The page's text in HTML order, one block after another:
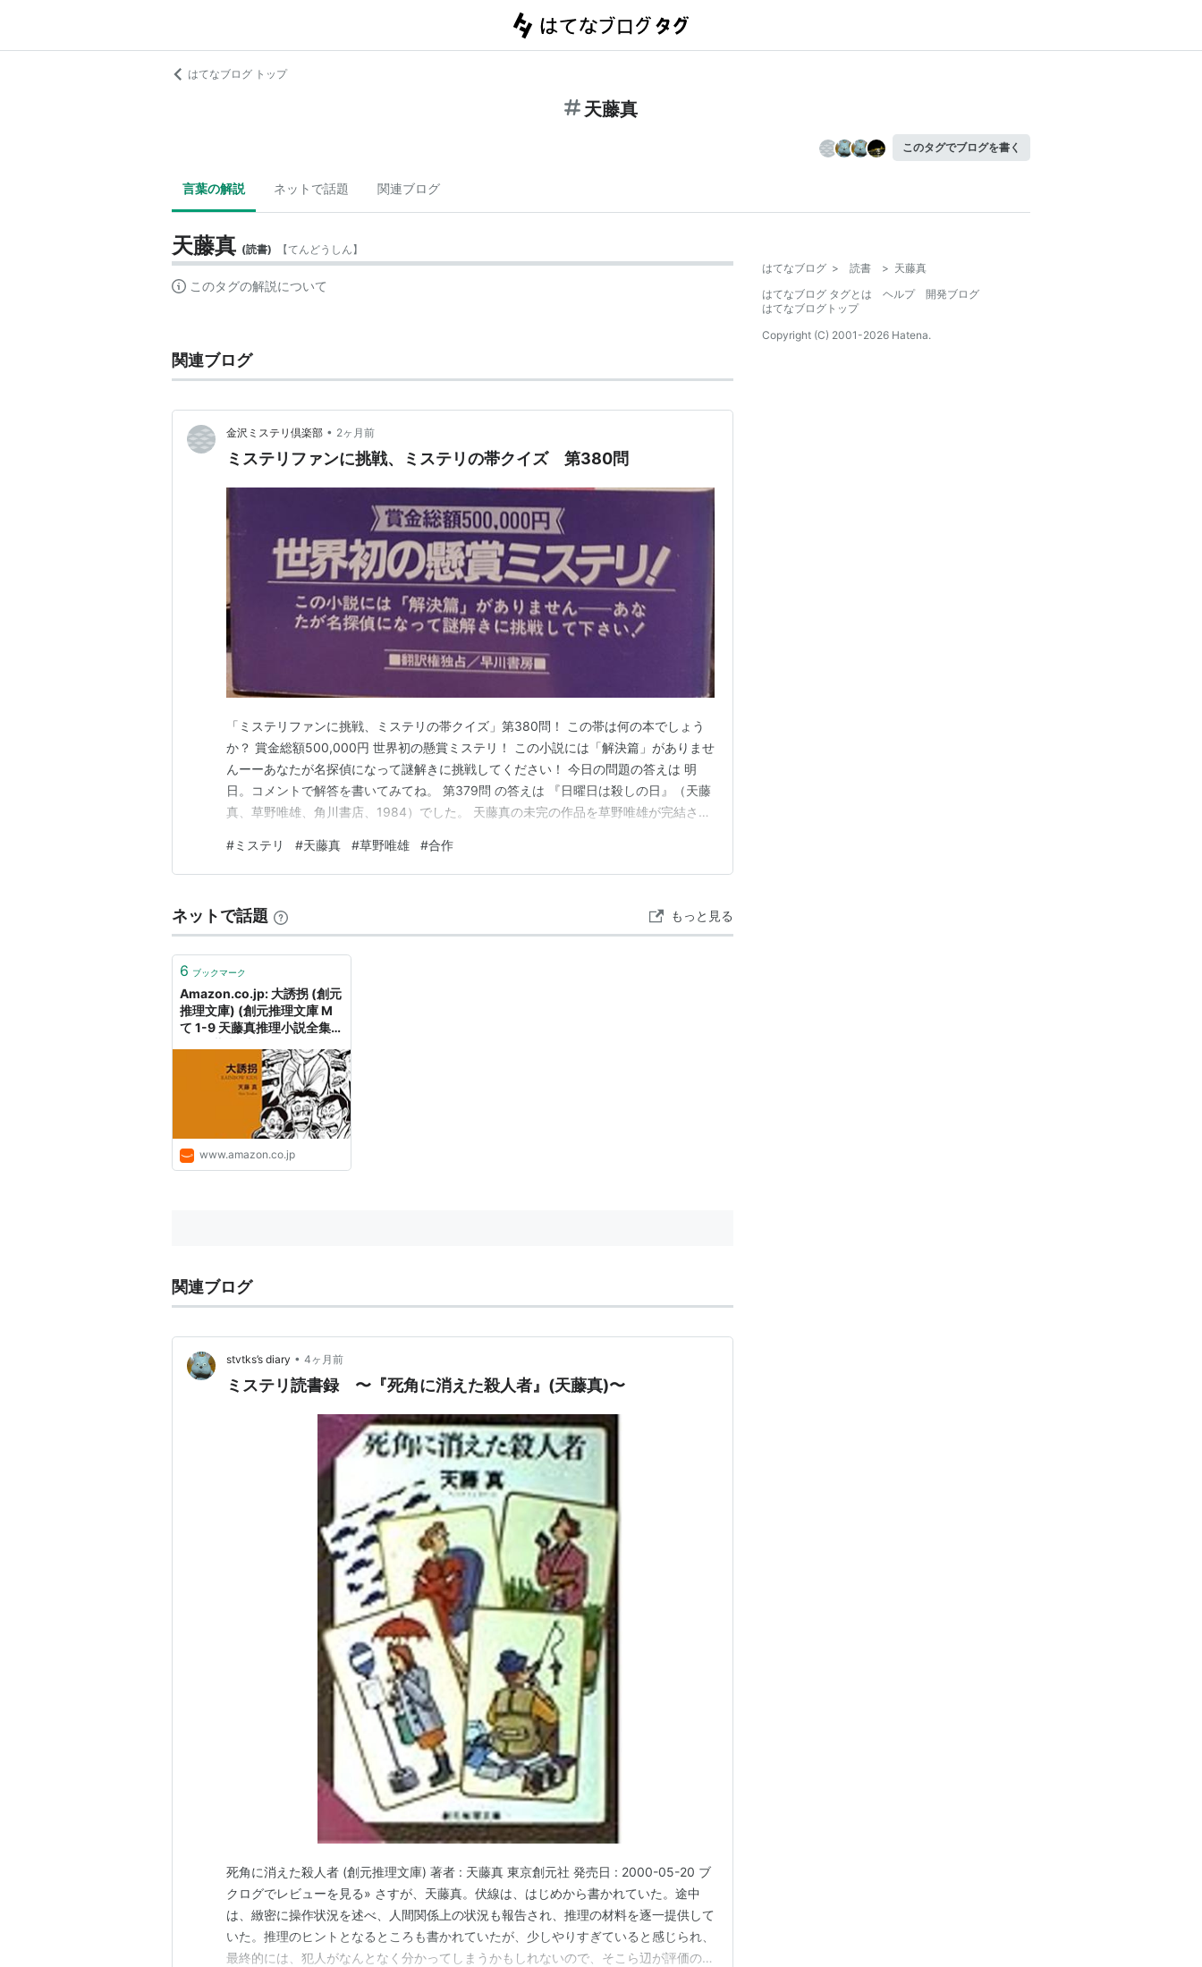
はてなブログ トップ
天藤真
このタグでブログを書く
言葉の解説 ネットで話題 関連ブログ
天藤真 (読書) 【てんどうしん】
このタグの解説について
関連ブログ
金沢ミステリ倶楽部 • 2ヶ月前
ミステリファンに挑戦、ミステリの帯クイズ 第380問
「ミステリファンに挑戦、ミステリの帯クイズ」第380問！ この帯は何の本でしょう
か？ 賞金総額500,000円 世界初の懸賞ミステリ！ この小説には「解決篇」がありませ
んーーあなたが名探偵になって謎解きに挑戦してください！ 今日の問題の答えは 明
日。コメントで解答を書いてみてね。 第379問 の答えは 『日曜日は殺しの日』（天藤
真、草野唯雄、角川書店、1984）でした。 天藤真の未完の作品を草野唯雄が完結させ
真の代表作となったのは映画化もされた『大誘拐』です。 ランキング参加中THE ミス
テリ ランキング参加中図書…
#ミステリ #天藤真 #草野唯雄 #合作
ネットで話題 もっと見る
6 ブックマーク
Amazon.co.jp: 大誘拐 (創元
推理文庫) (創元推理文庫 M
て 1-9 天藤真推理小説全集
www.amazon.co.jp
関連ブログ
stvtks’s diary • 4ヶ月前
ミステリ読書録 〜『死角に消えた殺人者』(天藤真)〜
死角に消えた殺人者 (創元推理文庫) 著者 : 天藤真 東京創元社 発売日 : 2000-05-20 ブ
クログでレビューを見る» さすが、天藤真。伏線は、はじめから書かれていた。途中
は、緻密に操作状況を述べ、人間関係上の状況も報告され、推理の材料を逐一提供して
いた。推理のヒントとなるところも書かれていたが、少しやりすぎていると感じられ、
最終的には、犯人がなんとなく分かってしまうかもしれないので、そこら辺が評価の難
はてなブログ > 読書 > 天藤真
はてなブログ タグとは
ヘルプ
開発ブログ
はてなブログトップ
Copyright (C) 2001-2026 Hatena.